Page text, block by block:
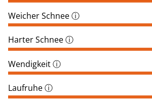
Weicher Schneeⓘ
Harter Schneeⓘ
Wendigkeitⓘ
Laufruheⓘ